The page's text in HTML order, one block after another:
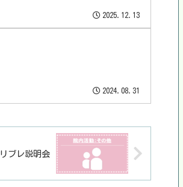
2025.12.13
2024.08.31
リブレ説明会